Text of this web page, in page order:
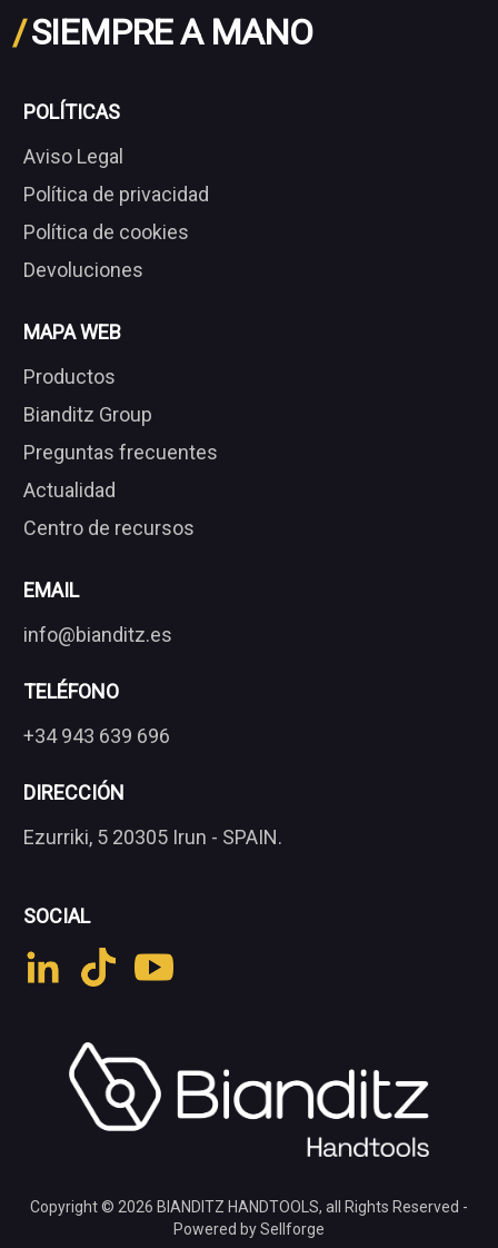
/SIEMPRE A MANO
POLÍTICAS
Aviso Legal
Política de privacidad
Política de cookies
Devoluciones
MAPA WEB
Productos
Bianditz Group
Preguntas frecuentes
Actualidad
Centro de recursos
EMAIL
info@bianditz.es
TELÉFONO
+34 943 639 696
DIRECCIÓN
Ezurriki, 5 20305 Irun - SPAIN.
SOCIAL
Copyright © 2026 BIANDITZ HANDTOOLS, all Rights Reserved -
Powered by Sellforge